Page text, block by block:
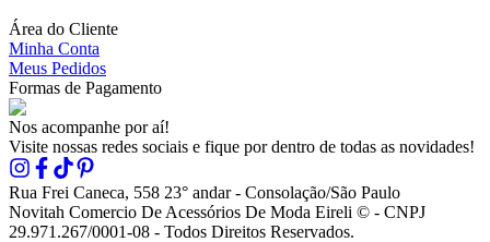
Área do Cliente
Minha Conta
Meus Pedidos
Formas de Pagamento
Nos acompanhe por aí!
Visite nossas redes sociais e fique por dentro de todas as novidades!
Rua Frei Caneca, 558 23° andar - Consolação/São Paulo
Novitah Comercio De Acessórios De Moda Eireli © - CNPJ
29.971.267/0001-08 - Todos Direitos Reservados.